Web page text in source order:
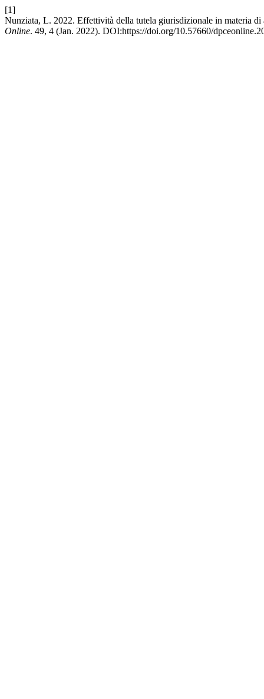
[1]
Nunziata, L. 2022. Effettività della tutela giurisdizionale in materia
Online. 49, 4 (Jan. 2022). DOI:https://doi.org/10.57660/